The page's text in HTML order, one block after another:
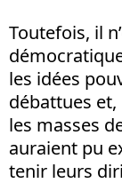
Toutefois, il
les idées
débattues
les masses
auraient pu
tenir leurs